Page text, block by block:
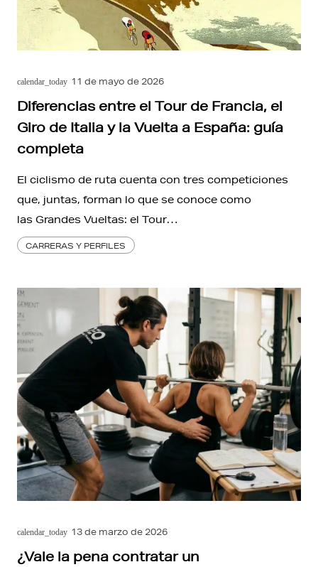
calendar_today 11 de mayo de 2026
Diferencias entre el Tour de Francia, el
Giro de Italia y la Vuelta a España: guía
completa
El ciclismo de ruta cuenta con tres competiciones
que, juntas, forman lo que se conoce como
las Grandes Vueltas: el Tour…
CARRERAS Y PERFILES
calendar_today 13 de marzo de 2026
¿Vale la pena contratar un